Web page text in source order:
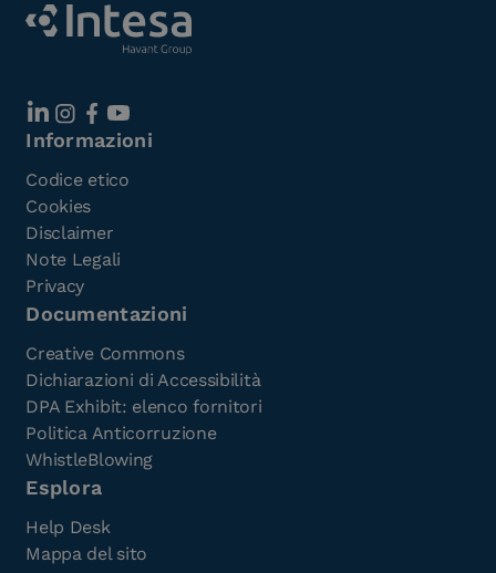
Informazioni
Codice etico
Cookies
Disclaimer
Note Legali
Privacy
Documentazioni
Creative Commons
Dichiarazioni di Accessibilità
DPA Exhibit: elenco fornitori
Politica Anticorruzione
WhistleBlowing
Esplora
Help Desk
Mappa del sito